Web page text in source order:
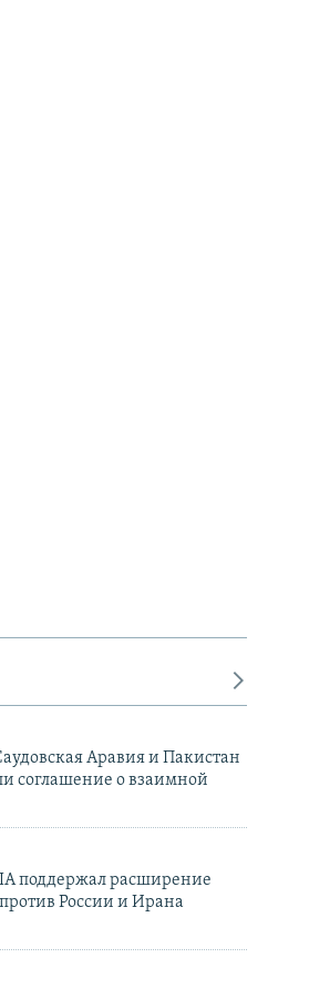
Аравия и Пакистан
соглашение о взаимной
поддержал расширение
России и Ирана